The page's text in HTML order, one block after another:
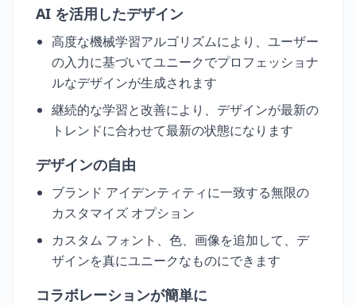
AI を活用したデザイン
高度な機械学習アルゴリズムにより、ユーザー
の入力に基づいてユニークでプロフェッショナ
ルなデザインが生成されます
継続的な学習と改善により、デザインが最新の
トレンドに合わせて最新の状態になります
デザインの自由
ブランド アイデンティティに一致する無限の
カスタマイズ オプション
カスタム フォント、色、画像を追加して、デ
ザインを真にユニークなものにできます
コラボレーションが簡単に